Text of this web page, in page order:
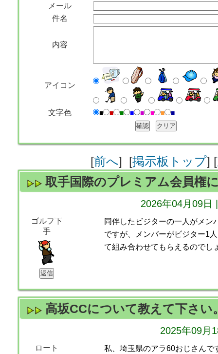
メール
件名
内容
アイコン
文字色 ■ ■ ■ ■ ■ ■ ■ ■
[前へ] [掲示板トップ] [
取手国際のプレミアム会員権
2026年04月09日
ゴルフ下
手
同伴したビジターの一人がメン
ですが、メンバーがビジター1
て組み合わせてもらえるのでし
高坂CCについて教えて下さい
2025年09月
ロート
私、埼玉県のアラ60おじさんで